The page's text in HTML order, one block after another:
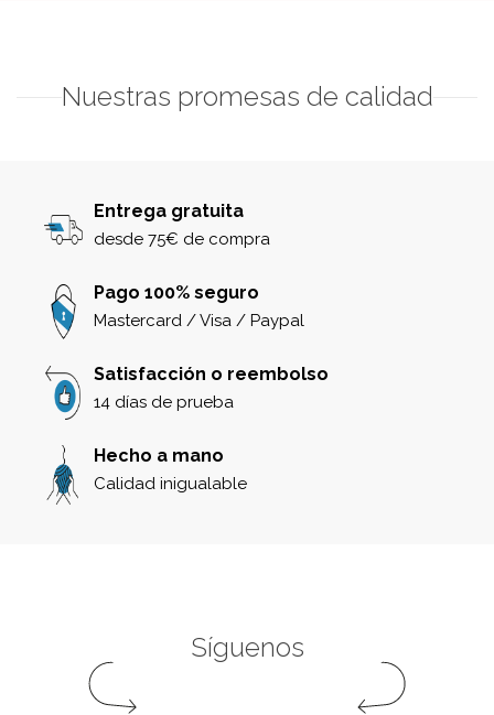
Nuestras promesas de calidad
Entrega gratuita
desde 75€ de compra
Pago 100% seguro
Mastercard / Visa / Paypal
Satisfacción o reembolso
14 días de prueba
Hecho a mano
Calidad inigualable
Síguenos